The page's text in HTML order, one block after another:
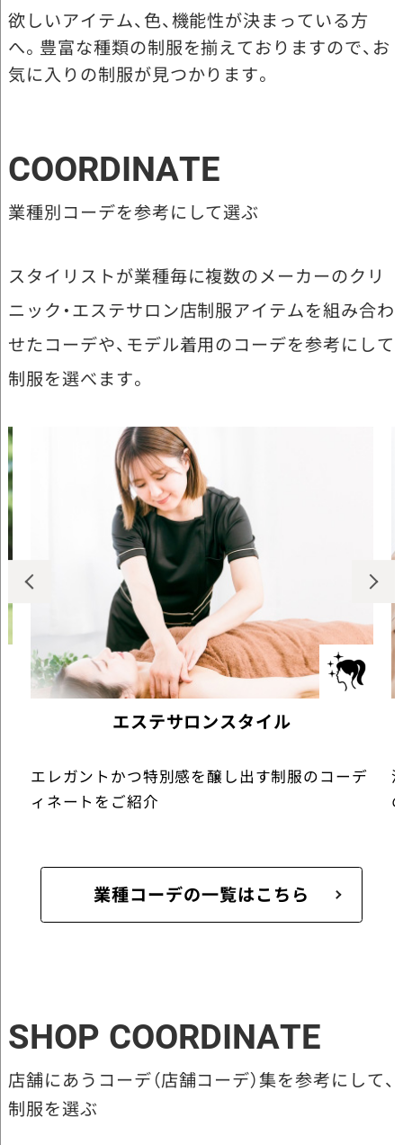
欲しいアイテム、色、機能性が決まっている方
へ。豊富な種類の制服を揃えておりますので、お
気に入りの制服が見つかります。
COORDINATE
業種別コーデを参考にして選ぶ
スタイリストが業種毎に複数のメーカーのクリ
ニック・エステサロン店制服アイテムを組み合わ
せたコーデや、モデル着用のコーデを参考にして
制服を選べます。
エステサロンスタイル
エレガントかつ特別感を醸し出す制服のコーデ
ィネートをご紹介
業種コーデの一覧はこちら
SHOP COORDINATE
店舗にあうコーデ（店舗コーデ）集を参考にして、
制服を選ぶ